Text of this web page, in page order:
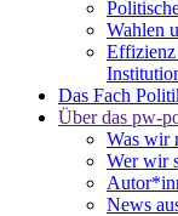
Wahlen
Effizienz
Das Fach
Über das pw-
Was wir
Wer wir
News